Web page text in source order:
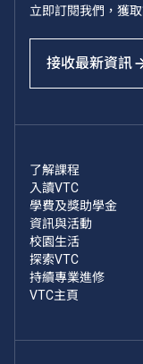
立即訂閱我們，獲
接收最新資訊
了解課程
入讀VTC
學費及獎助學金
資訊與活動
校園生活
探索VTC
持續專業進修
VTC主頁